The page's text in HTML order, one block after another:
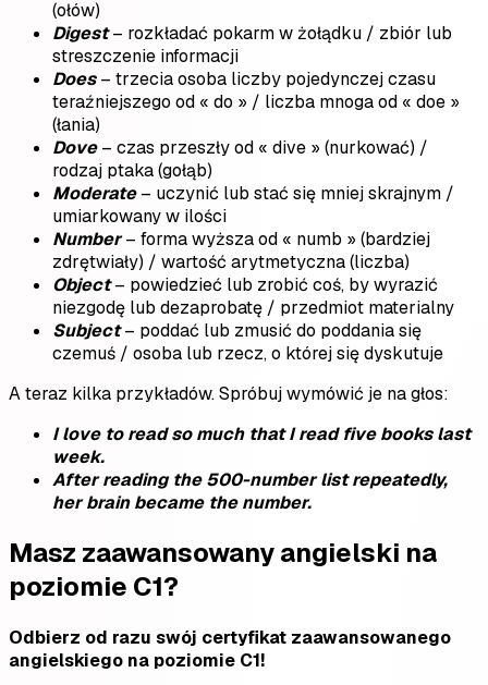
(ołów)
Digest– rozkładać pokarm w żołądku / zbiór lub
streszczenie informacji
Does– trzecia osoba liczby pojedynczej czasu
teraźniejszego od « do » / liczba mnoga od « doe »
(łania)
Dove– czas przeszły od « dive » (nurkować) /
rodzaj ptaka (gołąb)
Moderate– uczynić lub stać się mniej skrajnym /
umiarkowany w ilości
Number– forma wyższa od « numb » (bardziej
zdrętwiały) / wartość arytmetyczna (liczba)
Object– powiedzieć lub zrobić coś, by wyrazić
niezgodę lub dezaprobatę / przedmiot materialny
Subject– poddać lub zmusić do poddania się
czemuś / osoba lub rzecz, o której się dyskutuje
A teraz kilka przykładów. Spróbuj wymówić je na głos:
I love to read so much that I read five books last
week.
After reading the 500-number list repeatedly,
her brain became the number.
Masz zaawansowany angielski na
poziomie C1?
Odbierz od razu swój certyfikat zaawansowanego
angielskiego na poziomie C1!